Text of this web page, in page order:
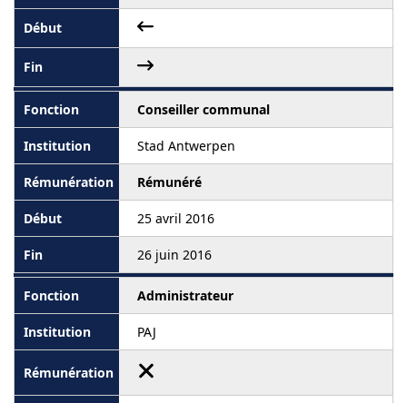
Conseiller communal
Stad Antwerpen
Rémunéré
25 avril 2016
26 juin 2016
Administrateur
PAJ